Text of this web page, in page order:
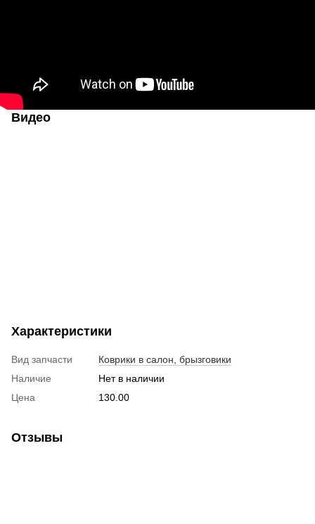
Видео
Характеристики
Вид запчасти
Коврики в салон, брызговики
Наличие
Нет в наличии
Цена
130.00
Отзывы